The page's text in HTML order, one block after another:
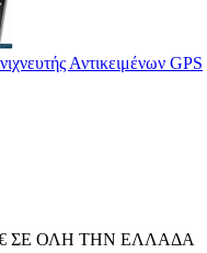
Αντικειμένων GPS
ΣΕ ΟΛΗ ΤΗΝ ΕΛΛΑΔΑ